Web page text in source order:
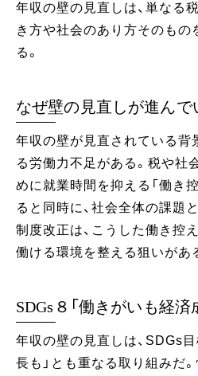
年収の壁の見直しは、単なる
き方や社会のあり方そのもの
る。
なぜ壁の見直しが進んで
年収の壁が見直されている背
る労働力不足がある。税や社
めに就業時間を抑える「働き
ると同時に、社会全体の課題
制度改正は、こうした働き控
働ける環境を整える狙いがあ
SDGs８「働きがいも経済
年収の壁の見直しは、SDGs
長も」とも重なる取り組みだ